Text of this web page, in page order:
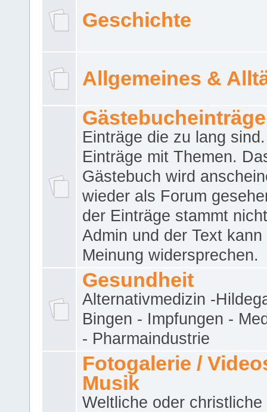
Geschichte
Allgemeines &
Gästebucheinträge
Einträge die zu lang
Einträge mit Themen.
Gästebuch wird
wieder als Forum
der Einträge stammt
Admin und der Text kann
Meinung widersprechen.
Gesundheit
Alternativmedizin -
Bingen - Impfungen -
- Pharmaindustrie
Fotogalerie /
Musik
Weltliche oder christliche